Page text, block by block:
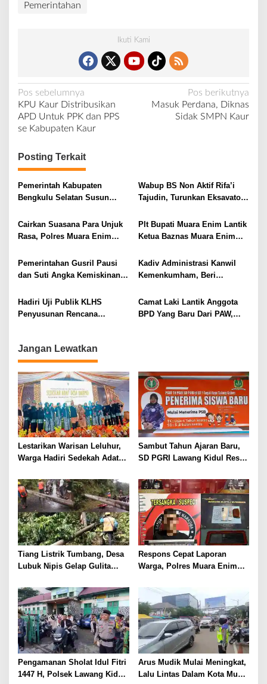
Pemerintahan
Ikuti Kami
N
a
v
g
a
s
p
s
Pos sebelumnya
KPU Kaur Distribusikan
APD Untuk PPK dan PPS
se Kabupaten Kaur
Pos berikutnya
Masuk Perdana, Diknas
Sidak SMPN Kaur
Posting Terkait
Pemerintah Kabupaten
Bengkulu Selatan Susun
Wabup BS Non Aktif Rifa’i
Tajudin, Turunkan Eksavator
Cairkan Suasana Para Unjuk
Rasa, Polres Muara Enim
Pedeka dan 2 Badut
Plt Bupati Muara Enim Lantik
Ketua Baznas Muara Enim
ASN Wajib Berinfak
Pemerintahan Gusril Pausi
dan Suti Angka Kemiskinan
Drastis
Kadiv Administrasi Kanwil
Kemenkumham, Beri
Inovasi Pelayanan Publik
Imigrasi Muara Enim
Hadiri Uji Publik KLHS
Penyusunan Rencana
Camat Laki Lantik Anggota
BPD Yang Baru Dari PAW,
Jangan Lewatkan
Lestarikan Warisan Leluhur,
Warga Hadiri Sedekah Adat
Sambut Tahun Ajaran Baru,
SD PGRI Lawang Kidul Resmi
Tiang Listrik Tumbang, Desa
Lubuk Nipis Gelap Gulita
Respons Cepat Laporan
Warga, Polres Muara Enim
Pedesaan
Pengamanan Sholat Idul Fitri
1447 H, Polsek Lawang Kidul
Arus Mudik Mulai Meningkat,
Lalu Lintas Dalam Kota Muara